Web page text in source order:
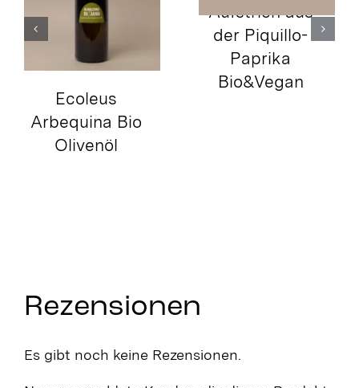
Aufstrich aus
der Piquillo-
Paprika
Oliventapenade
Bio&Vegan
Es gibt noch keine Rezensionen.
gekauft haben, dürfen eine Rezension
abgeben.